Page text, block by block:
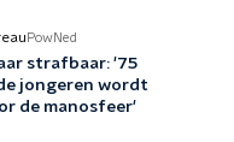
PowNed
strafbaar: '75
jongeren wordt
de manosfeer'